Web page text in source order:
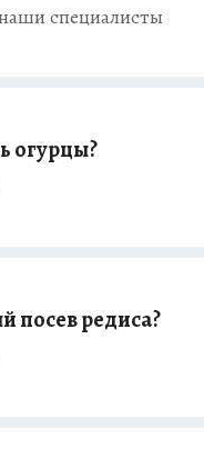
специалисты
огурцы?
посев редиса?